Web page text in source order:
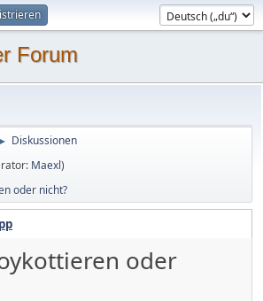
Forum
► Diskussionen
Maexl)
oder nicht?
oder